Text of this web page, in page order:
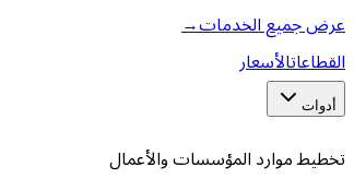
عرض جميع الخدمات→
القطاعاتالأسعار
أدوات
تخطيط موارد المؤسسات والأعمال